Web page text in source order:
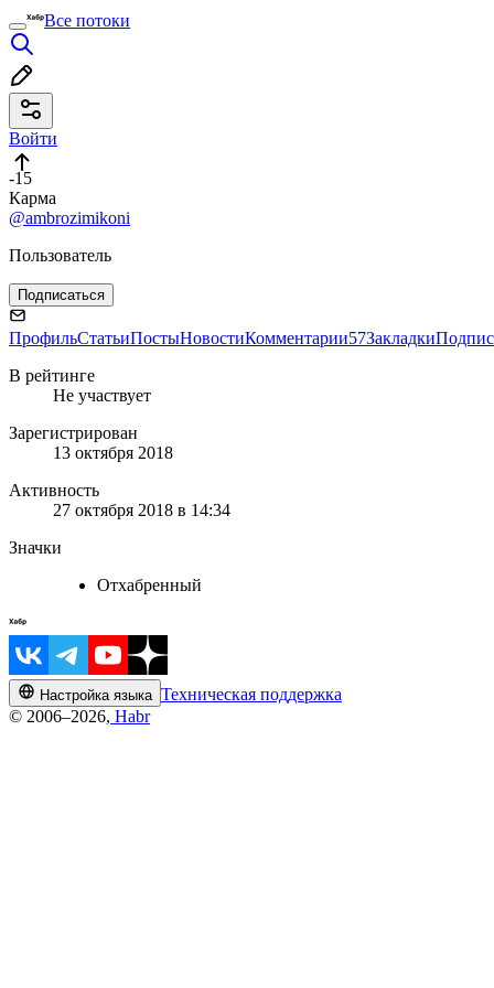
Все потоки
Войти
-15
Карма
@ambrozimikoni
Пользователь
Подписаться
ПрофильСтатьиПостыНовостиКомментарии57Закладки
В рейтинге
Не участвует
Зарегистрирован
13 октября 2018
Активность
27 октября 2018 в 14:34
Значки
Отхабренный
Настройка языка Техническая поддержка
© 2006–2026, Habr